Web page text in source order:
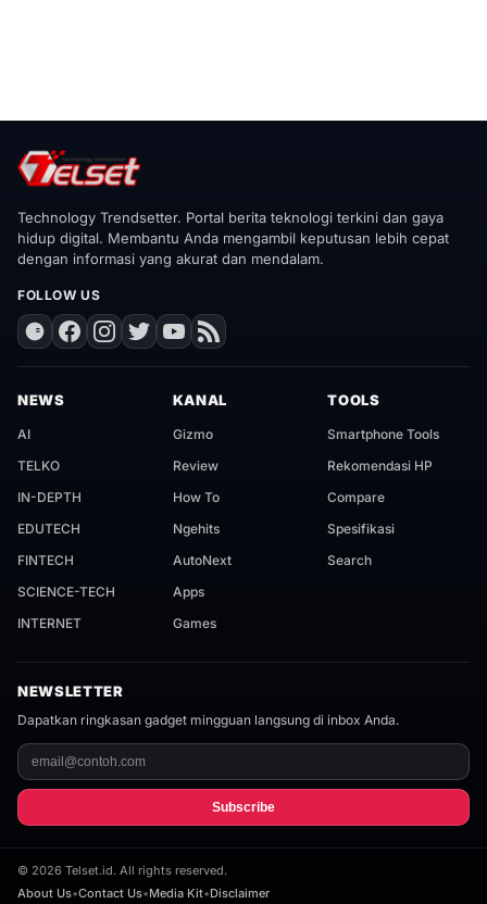
Technology Trendsetter. Portal berita teknologi terkini dan gaya
hidup digital. Membantu Anda mengambil keputusan lebih cepat
dengan informasi yang akurat dan mendalam.
FOLLOW US
NEWS
AI
TELKO
IN-DEPTH
EDUTECH
FINTECH
SCIENCE-TECH
INTERNET
KANAL
Gizmo
Review
How To
Ngehits
AutoNext
Apps
Games
TOOLS
Smartphone Tools
Rekomendasi HP
Compare
Spesifikasi
Search
NEWSLETTER
Dapatkan ringkasan gadget mingguan langsung di inbox Anda.
Subscribe
© 2026 Telset.id. All rights reserved.
About Us•Contact Us•Media Kit•Disclaimer